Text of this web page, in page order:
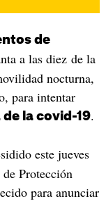
de
a las diez de la
nocturna,
para intentar
la covid-19.
este jueves
Protección
para anunciar